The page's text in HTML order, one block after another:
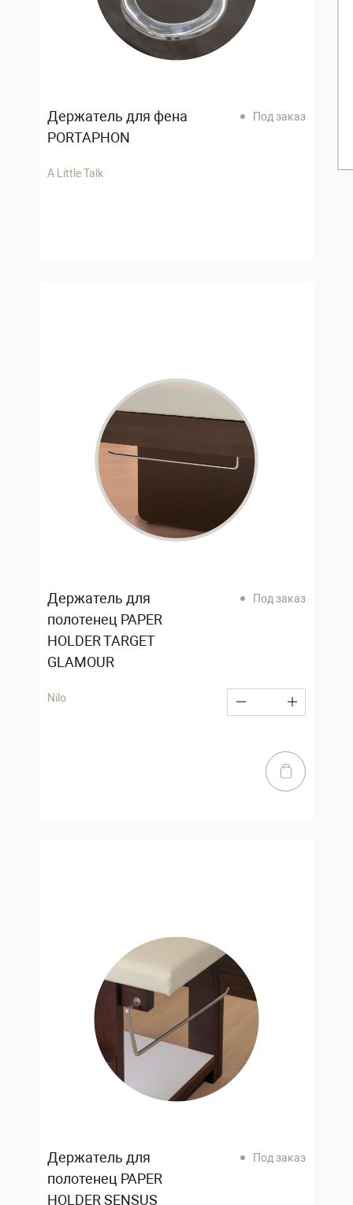
Держатель для фена
PORTAPHON
Под заказ
A Little Talk
Держатель для
полотенец PAPER
HOLDER TARGET
GLAMOUR
Под заказ
Nilo
Держатель для
полотенец PAPER
HOLDER SENSUS
Под заказ